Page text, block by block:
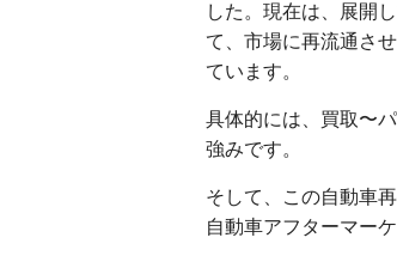
した。現在は、展開
て、市場に再流通さ
ています。
具体的には、買取〜
強みです。
そして、この自動車
自動車アフターマー